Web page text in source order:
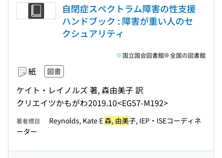
自閉症スペクトラム障害の性支援
ハンドブック : 障害が重い人のセ
クシュアリティ
紙 図書
ケイト・レイノルズ 著, 森由美子 訳
クリエイツかもがわ2019.10<EG57-M192>
国立国会図書館 全国の図書館
著者標目 Reynolds, Kate E森, 由美子, IEP・ISEコーディネ
ーター